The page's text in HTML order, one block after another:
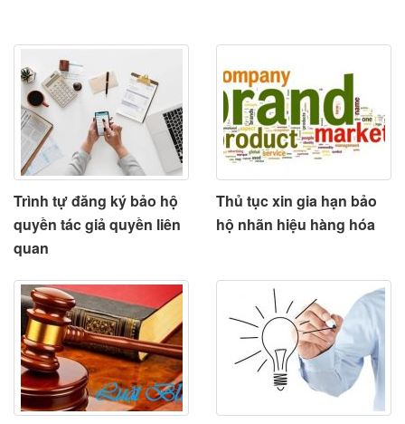
Trình tự đăng ký bảo hộ
quyền tác giả quyền liên
quan
Thủ tục xin gia hạn bảo
hộ nhãn hiệu hàng hóa